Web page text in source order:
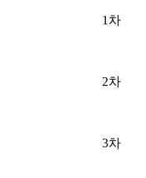
1차
2차
3차